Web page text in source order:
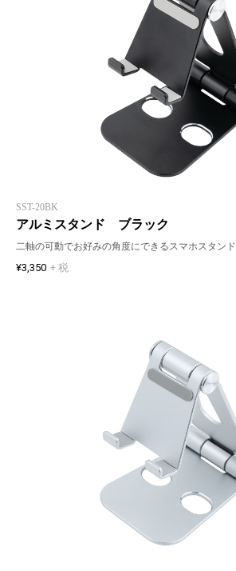
SST-20BK
アルミスタンド ブラック
二軸の可動でお好みの角度にできるスマホスタンド
¥3,350 + 税